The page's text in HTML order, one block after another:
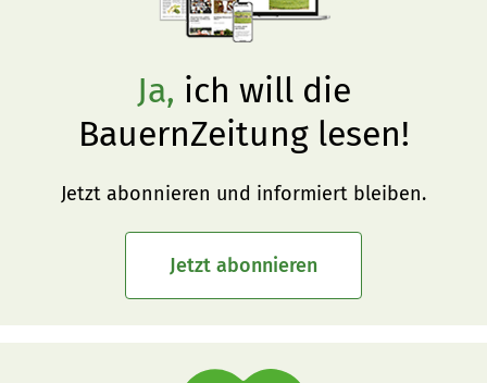
Ja, ich will die
BauernZeitung lesen!
Jetzt abonnieren und informiert bleiben.
Jetzt abonnieren